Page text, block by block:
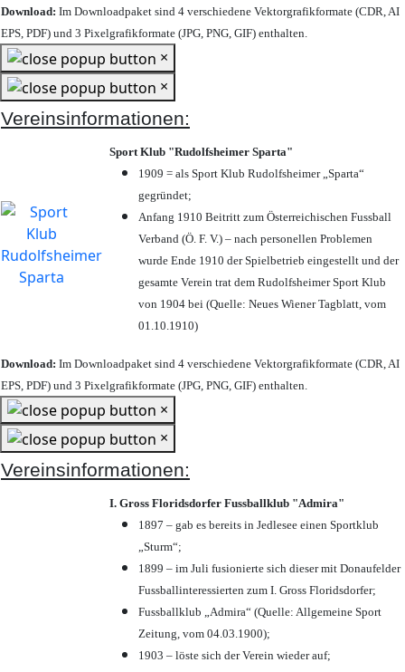
Download: Im Downloadpaket sind 4 verschiedene Vektorgrafikformate (CDR, AI
EPS, PDF) und 3 Pixelgrafikformate (JPG, PNG, GIF) enthalten.
×
×
Vereinsinformationen:
Sport Klub "Rudolfsheimer Sparta"
1909 = als Sport Klub Rudolfsheimer „Sparta“
gegründet;
Anfang 1910 Beitritt zum Österreichischen Fussball
Verband (Ö. F. V.) – nach personellen Problemen
wurde Ende 1910 der Spielbetrieb eingestellt und der
gesamte Verein trat dem Rudolfsheimer Sport Klub
von 1904 bei (Quelle: Neues Wiener Tagblatt, vom
01.10.1910)
Download: Im Downloadpaket sind 4 verschiedene Vektorgrafikformate (CDR, AI
EPS, PDF) und 3 Pixelgrafikformate (JPG, PNG, GIF) enthalten.
×
×
Vereinsinformationen:
I. Gross Floridsdorfer Fussballklub "Admira"
1897 – gab es bereits in Jedlesee einen Sportklub
„Sturm“;
1899 – im Juli fusionierte sich dieser mit Donaufelder
Fussballinteressierten zum I. Gross Floridsdorfer;
Fussballklub „Admira“ (Quelle: Allgemeine Sport
Zeitung, vom 04.03.1900);
1903 – löste sich der Verein wieder auf;